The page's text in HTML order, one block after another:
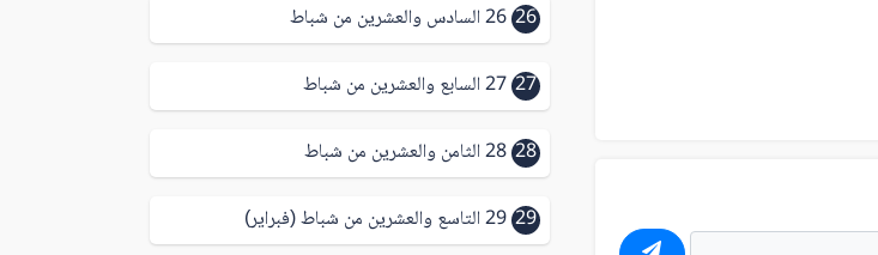
26 26 السادس والعشرين من شباط
27 27 السابع والعشرين من شباط
28 28 الثامن والعشرين من شباط
29 29 التاسع والعشرين من شباط (فبراير)